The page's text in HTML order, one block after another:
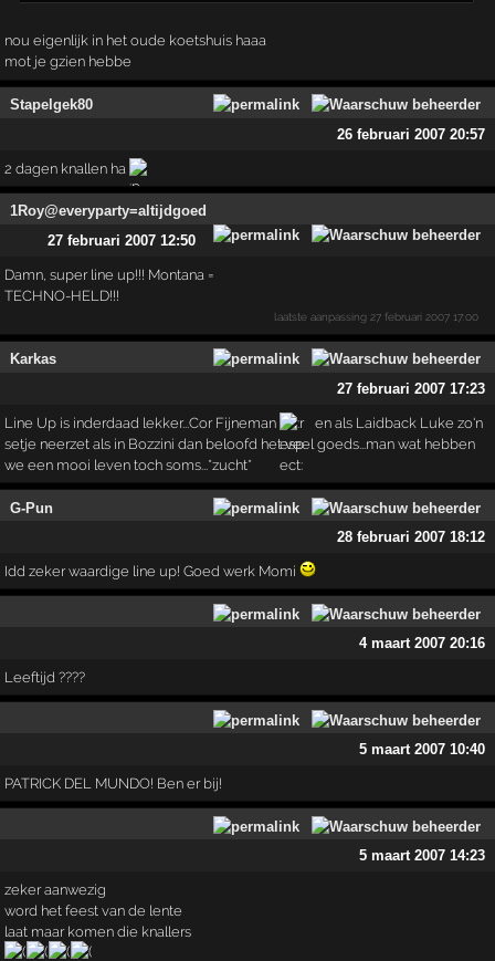
nou eigenlijk in het oude koetshuis haaa
mot je gzien hebbe
Stapelgek80
26 februari 2007 20:57
2 dagen knallen ha
1Roy@everyparty=altijdgoed
27 februari 2007 12:50
Damn, super line up!!! Montana =
TECHNO-HELD!!!
laatste aanpassing 27 februari 2007 17:00
Karkas
27 februari 2007 17:23
Line Up is inderdaad lekker...Cor Fijneman
en als Laidback Luke zo'n
setje neerzet als in Bozzini dan beloofd het veel goeds...man wat hebben
we een mooi leven toch soms...*zucht*
G-Pun
28 februari 2007 18:12
Idd zeker waardige line up! Goed werk Momi
4 maart 2007 20:16
Leeftijd ????
5 maart 2007 10:40
PATRICK DEL MUNDO! Ben er bij!
5 maart 2007 14:23
zeker aanwezig
word het feest van de lente
laat maar komen die knallers